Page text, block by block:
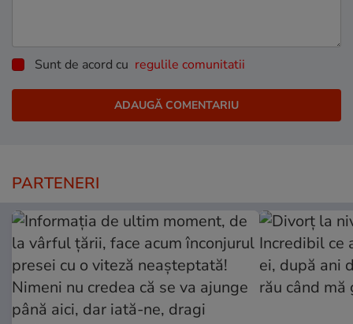
Sunt de acord cu regulile comunitatii
PARTENERI